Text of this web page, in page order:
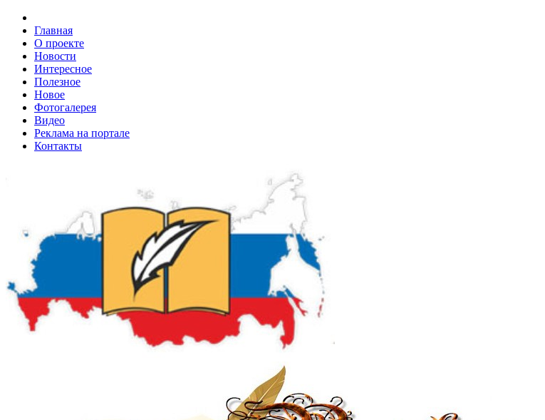
Главная
О проекте
Новости
Интересное
Полезное
Новое
Фотогалерея
Видео
Реклама на портале
Контакты